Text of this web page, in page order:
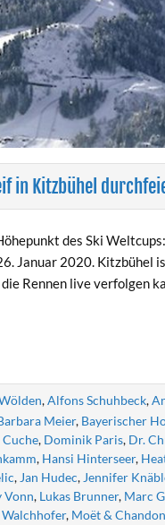
in Kitzbühel
des Ski
Januar 2020. Kitzbühel
Rennen live verfolgen
,Alfons Schuhbeck,
Meier, Bayerischer
, Dominik Paris, Dr.
, Hansi Hinterseer,
, Jan Hudec, Jennifer
Vonn, Lukas Brunner, Marc
, Moët &